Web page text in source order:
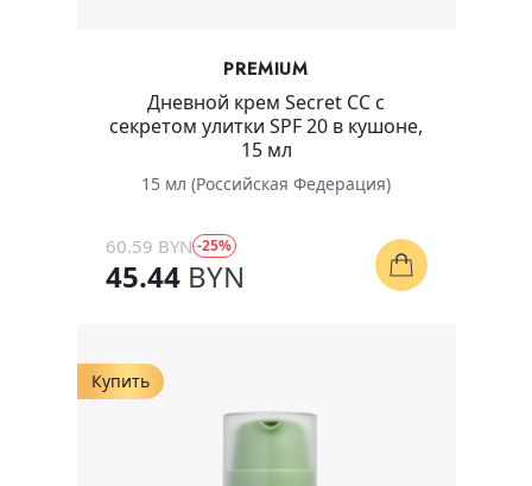
PREMIUM
Дневной крем Secret CC с
секретом улитки SPF 20 в кушоне,
15 мл
15 мл (Российская Федерация)
60.59 BYN -25%
45.44 BYN
Купить